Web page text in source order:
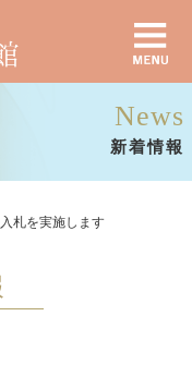
News
新着情報
札を実施します